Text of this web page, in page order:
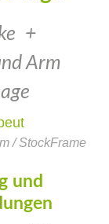
+
Arm
/ StockFrame
und